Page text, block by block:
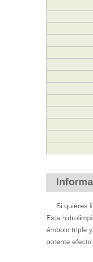
Si quieres
Esta
émbolo triple
potente